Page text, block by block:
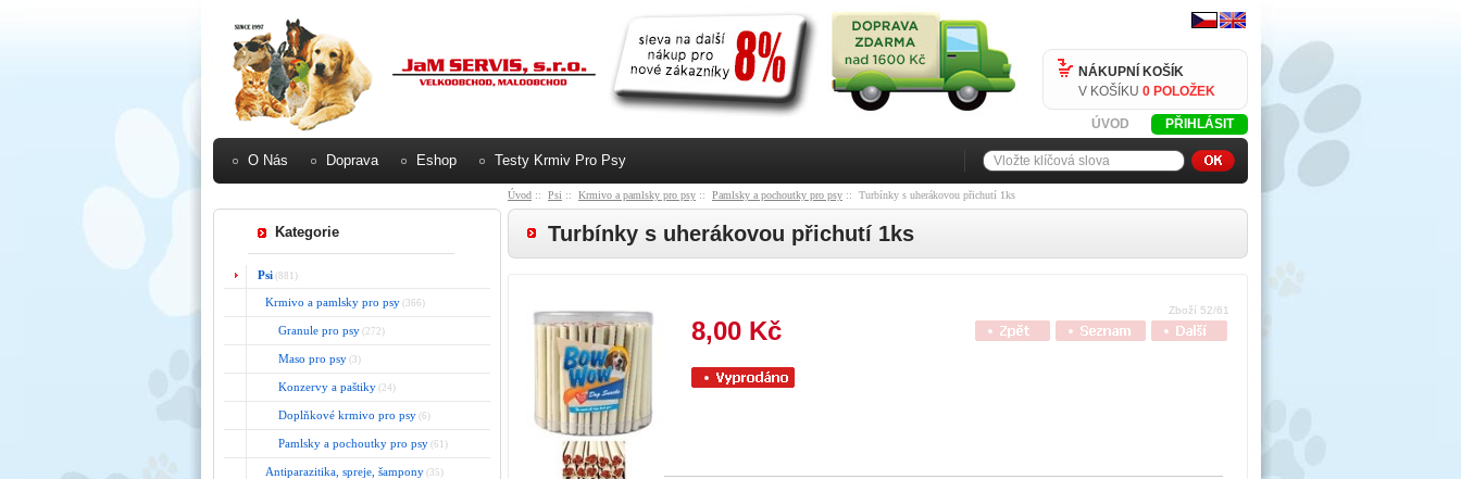
NÁKUPNÍ KOŠÍK
V KOŠÍKU 0 POLOŽEK
PŘIHLÁSIT
ÚVOD
O Nás Doprava Eshop Testy Krmiv Pro Psy
Kategorie
Psi (881)
Krmivo a pamlsky pro psy (366)
Granule pro psy (272)
Maso pro psy (3)
Konzervy a paštiky (24)
Doplňkové krmivo pro psy (6)
Pamlsky a pochoutky pro psy (61)
Antiparazitika, spreje, šampony (35)
Úvod :: Psi :: Krmivo a pamlsky pro psy :: Pamlsky a pochoutky pro psy :: Turbínky s uherákovou přichutí 1ks
Turbínky s uherákovou přichutí 1ks
Zboží 52/61
8,00 Kč